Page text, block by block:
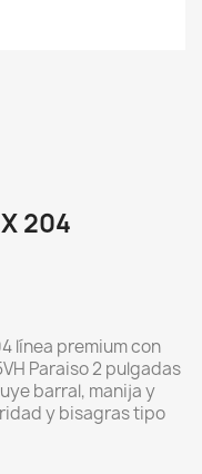
204
línea premium con
Paraiso 2 pulgadas
barral, manija y
y bisagras tipo